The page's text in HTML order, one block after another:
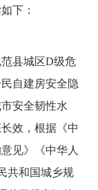
下：
县城区D级危
自建房安全隐
安全韧性水
效，根据《中
见》《中华人
共和国城乡规